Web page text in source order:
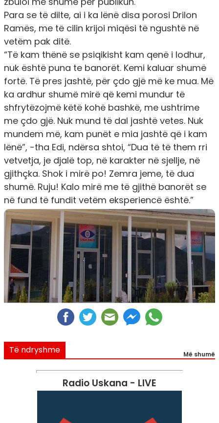
Para se të dilte, ai i ka lënë disa porosi Drilon
Ramës, me të cilin krijoi miqësi të ngushtë në
vetëm pak ditë.
“Të kam thënë se psiqikisht kam qenë i lodhur,
nuk është puna te banorët. Kemi kaluar shumë
fortë. Të pres jashtë, për çdo gjë më ke mua. Më
ka ardhur shumë mirë që kemi mundur të
shfrytëzojmë këtë kohë bashkë, me ushtrime
me çdo gjë. Nuk mund të dal jashtë vetes. Nuk
mundem më, kam punët e mia jashtë që i kam
lënë”, -tha Edi, ndërsa shtoi, “Dua të të them rri
vetvetja, je djalë top, në karakter në sjellje, në
gjithçka. Shok i mirë po! Zemra jeme, të dua
shumë. Ruju! Kalo mirë me të gjithë banorët se
në fund të fundit vetëm eksperiencë është.”
Të ndryshme Më shumë
Radio Uskana - LIVE